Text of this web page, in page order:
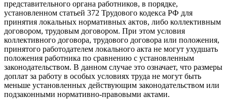
представительного органа работников, в порядке,
установленном статьей 372 Трудового кодекса РФ для
принятия локальных нормативных актов, либо коллективным
договором, трудовым договором. При этом условия
коллективного договора, трудового договора или положения,
принятого работодателем локального акта не могут ухудшать
положения работника по сравнению с установленным
законодательством. В данном случае это означает, что размеры
доплат за работу в особых условиях труда не могут быть
меньше установленных действующим законодательством или
подзаконными нормативно-правовыми актами.